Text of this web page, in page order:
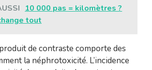
10 000 pas = kilomètres ?
tout
de contraste comporte des
la néphrotoxicité. L’incidence